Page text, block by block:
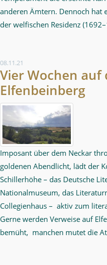
anderen Ämtern. Dennoch hat
der welfischen Residenz
08.11.21
Vier Wochen auf
Elfenbeinberg
Imposant über dem Neckar
goldenen Abendlicht, lädt der
Schillerhöhe – das Deutsche
Nationalmuseum, das
Collegienhaus – aktiv zum
Gerne werden Verweise auf
bemüht, manchen mutet die